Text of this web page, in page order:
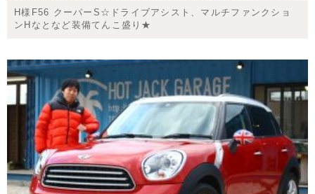
H様F56 クーパーS☆ドライブアシスト、マルチファンクショ
ンHなとなど装備てんこ盛り★